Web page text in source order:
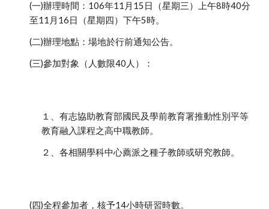
(一)辦理時間：106年11月15日（星期三）上午8時40分
至11月16日（星期四）下午5時。
(二)辦理地點：場地於行前通知公告。
(三)參加對象（人數限40人）：
１、有志協助教育部國民及學前教育署推動性別平等
教育融入課程之高中職教師。
２、各相關學科中心薦派之種子教師或研究教師。
(四)全程參加者，核予14小時研習時數。